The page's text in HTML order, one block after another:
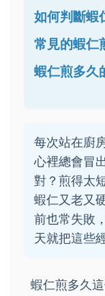
如何判斷蝦
常見的蝦仁
蝦仁煎多久
每次站在廚
心裡總會冒
對？煎得太
蝦仁又老又
前也常失敗
天就把這些
蝦仁煎多久